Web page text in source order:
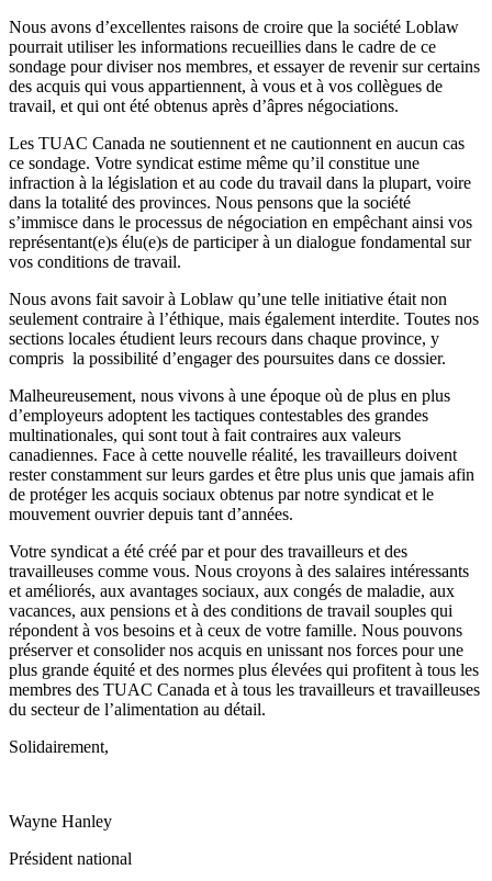
Nous avons d’excellentes raisons de croire que la société Loblaw
pourrait utiliser les informations recueillies dans le cadre de ce
sondage pour diviser nos membres, et essayer de revenir sur certains
des acquis qui vous appartiennent, à vous et à vos collègues de
travail, et qui ont été obtenus après d’âpres négociations.
Les TUAC Canada ne soutiennent et ne cautionnent en aucun cas
ce sondage. Votre syndicat estime même qu’il constitue une
infraction à la législation et au code du travail dans la plupart, voire
dans la totalité des provinces. Nous pensons que la société
s’immisce dans le processus de négociation en empêchant ainsi vos
représentant(e)s élu(e)s de participer à un dialogue fondamental sur
vos conditions de travail.
Nous avons fait savoir à Loblaw qu’une telle initiative était non
seulement contraire à l’éthique, mais également interdite. Toutes nos
sections locales étudient leurs recours dans chaque province, y
compris la possibilité d’engager des poursuites dans ce dossier.
Malheureusement, nous vivons à une époque où de plus en plus
d’employeurs adoptent les tactiques contestables des grandes
multinationales, qui sont tout à fait contraires aux valeurs
canadiennes. Face à cette nouvelle réalité, les travailleurs doivent
rester constamment sur leurs gardes et être plus unis que jamais afin
de protéger les acquis sociaux obtenus par notre syndicat et le
mouvement ouvrier depuis tant d’années.
Votre syndicat a été créé par et pour des travailleurs et des
travailleuses comme vous. Nous croyons à des salaires intéressants
et améliorés, aux avantages sociaux, aux congés de maladie, aux
vacances, aux pensions et à des conditions de travail souples qui
répondent à vos besoins et à ceux de votre famille. Nous pouvons
préserver et consolider nos acquis en unissant nos forces pour une
plus grande équité et des normes plus élevées qui profitent à tous les
membres des TUAC Canada et à tous les travailleurs et travailleuses
du secteur de l’alimentation au détail.
Solidairement,
Wayne Hanley
Président national